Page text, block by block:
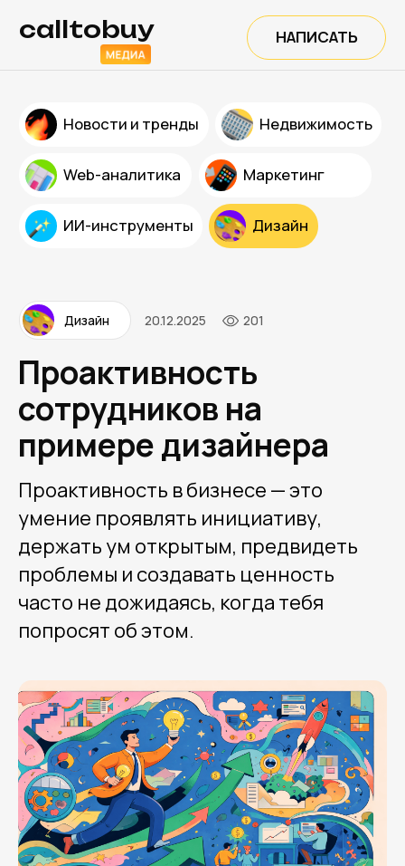
НАПИСАТЬ
calltobuy
Дизайн
Web-аналитика Маркетинг
ИИ-инструменты
20.12.2025
Дизайн 201
Проактивность
сотрудников на
примере дизайнера
Проактивность в бизнесе — это
умение проявлять инициативу,
держать ум открытым, предвидеть
проблемы и создавать ценность
часто не дожидаясь, когда тебя
попросят об этом.